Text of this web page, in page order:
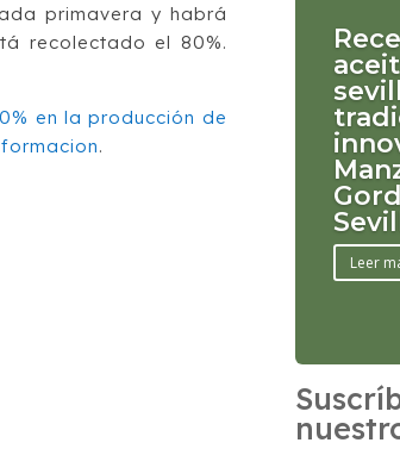
primavera y habrá
recolectado el 80%.
en la producción de
.
Leer